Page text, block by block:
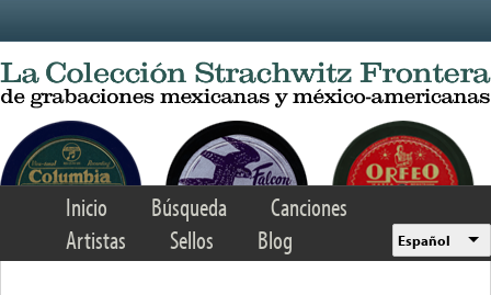
Inicio Búsqueda
Canciones
Artistas
Sellos Blog Español